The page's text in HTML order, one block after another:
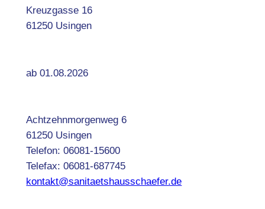
Kreuzgasse 16
61250 Usingen
ab 01.08.2026
Achtzehnmorgenweg 6
61250 Usingen
Telefon: 06081-15600
Telefax: 06081-687745
kontakt@sanitaetshausschaefer.de